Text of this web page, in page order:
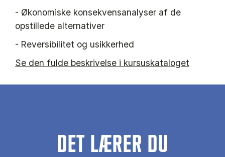
- Økonomiske konsekvensanalyser af de
opstillede alternativer
- Reversibilitet og usikkerhed
Se den fulde beskrivelse i kursuskataloget
DET LÆRER DU